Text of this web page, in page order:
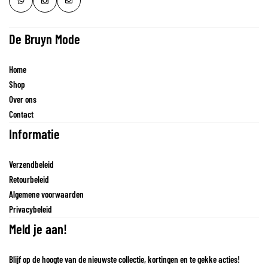
De Bruyn Mode
Home
Shop
Over ons
Contact
Informatie
Verzendbeleid
Retourbeleid
Algemene voorwaarden
Privacybeleid
Meld je aan!
Blijf op de hoogte van de nieuwste collectie, kortingen en te gekke acties!